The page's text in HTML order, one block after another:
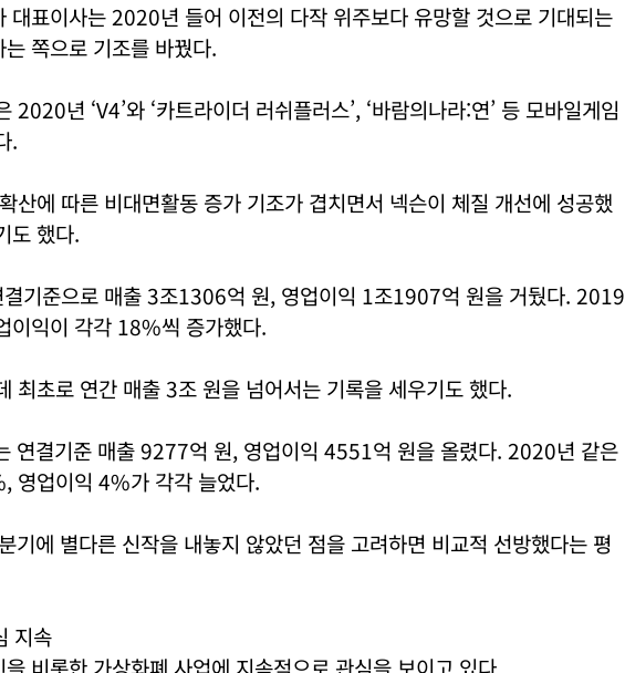
대표이사는 2020년 들어 이전의 다작 위주보다 유망할 것으로 기대되는
쪽으로 기조를 바꿨다.
2020년 ‘V4’와 ‘카트라이더 러쉬플러스’, ‘바람의나라:연’ 등 모바일게임
.
산에 따른 비대면활동 증가 기조가 겹치면서 넥슨이 체질 개선에 성공했
도 했다.
기준으로 매출 3조1306억 원, 영업이익 1조1907억 원을 거뒀다. 2019
이익이 각각 18%씩 증가했다.
최초로 연간 매출 3조 원을 넘어서는 기록을 세우기도 했다.
연결기준 매출 9277억 원, 영업이익 4551억 원을 올렸다. 2020년 같은
영업이익 4%가 각각 늘었다.
기에 별다른 신작을 내놓지 않았던 점을 고려하면 비교적 선방했다는 평
지속
비롯한 가상화폐 사업에 지속적으로 관심을 보이고 있다.